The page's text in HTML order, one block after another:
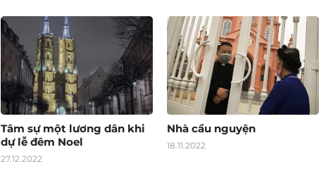
Tâm sự một lương dân khi
dự lễ đêm Noel
27.12.2022
Nhà cầu nguyện
18.11.2022